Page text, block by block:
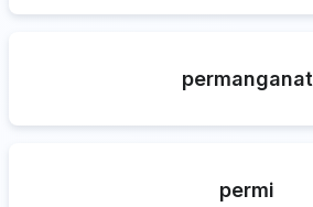
permanganat
permi